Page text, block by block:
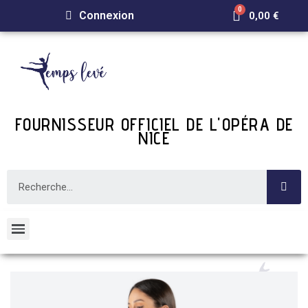
Connexion 0,00 €
FOURNISSEUR OFFICIEL DE L'OPÉRA DE
NICE